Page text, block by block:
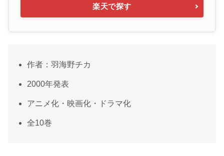
楽天で探す
作者：羽海野チカ
2000年発表
アニメ化・映画化・ドラマ化
全10巻